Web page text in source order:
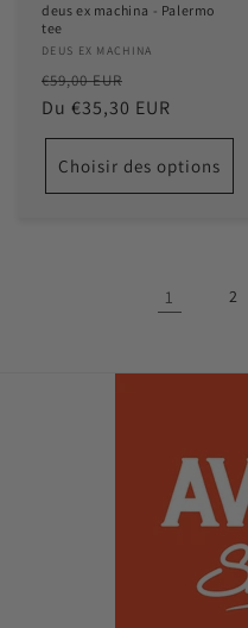
deus ex machina - Palermo
tee
Distributeur :
DEUS EX MACHINA
Prix
habituel
€59,00 EUR
promotionnel
Du €35,30 EUR
Choisir des options
1 2